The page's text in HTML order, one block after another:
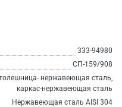
333-94980
СП-159/908
нержавеющая сталь,
каркас-нержавеющая сталь
Нержавеющая сталь AISI 304